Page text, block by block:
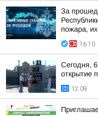
За
пожара,
16:10
Сегодня,
открытие
12:09